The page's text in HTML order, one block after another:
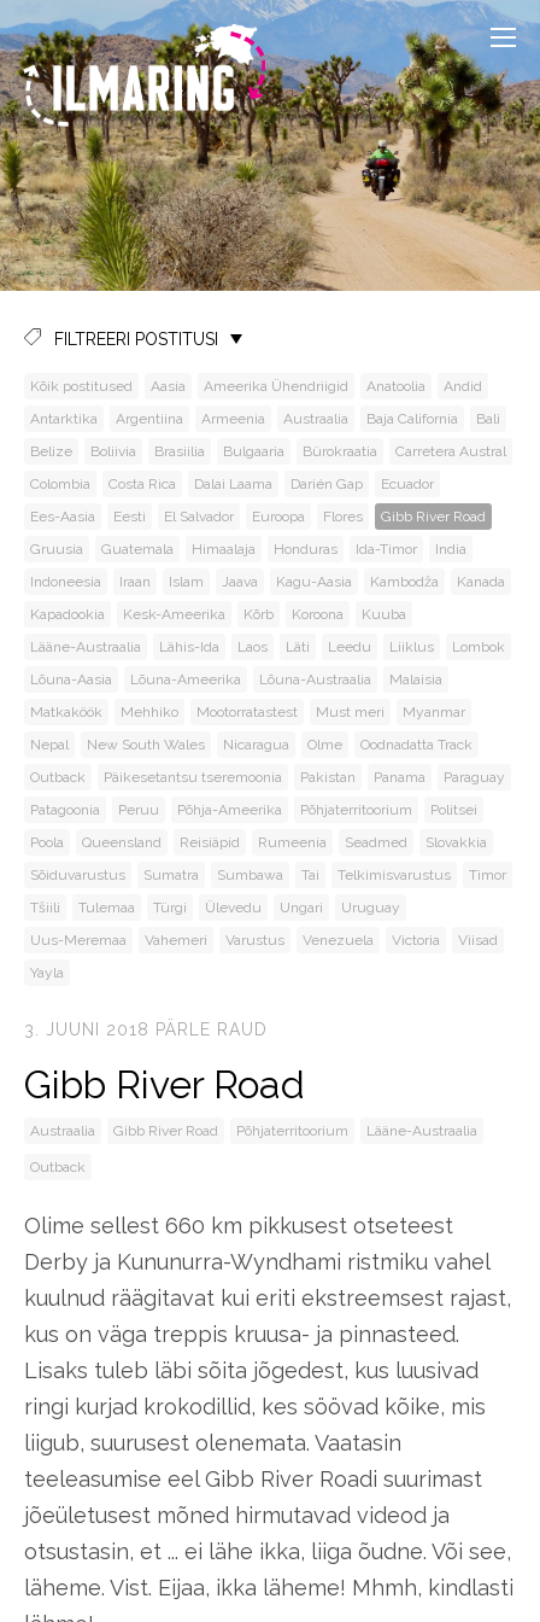
FILTREERI POSTITUSI
Kõik postitused Aasia Ameerika Ühendriigid Anatoolia
Andid
Antarktika
Argentiina Armeenia Austraalia Baja California
Bali
Belize
Boliivia Brasiilia Bulgaaria Bürokraatia
Carretera Austral
Colombia
Costa Rica Dalai Laama Darién Gap
Ecuador
Ees-Aasia
Eesti El Salvador Euroopa Flores
Gibb River Road
Gruusia
Guatemala Himaalaja Honduras Ida-Timor
India
Indoneesia
Iraan Islam Jaava Kagu-Aasia Kambodža
Kanada
Kapadookia
Kesk-Ameerika Kõrb Koroona
Kuuba
Lääne-Austraalia
Lähis-Ida Laos Läti Leedu Liiklus
Lombok
Lõuna-Aasia
Lõuna-Ameerika Lõuna-Austraalia
Malaisia
Matkaköök
Mehhiko Mootorratastest Must meri
Myanmar
Nepal
New South Wales Nicaragua Olme
Oodnadatta Track
Outback
Päikesetantsu tseremoonia Pakistan Panama
Paraguay
Patagoonia
Peruu Põhja-Ameerika Põhjaterritoorium
Politsei
Poola
Queensland Reisiäpid Rumeenia Seadmed
Slovakkia
Sõiduvarustus
Sumatra Sumbawa Tai Telkimisvarustus
Timor
Tšiili
Tulemaa Türgi Ülevedu Ungari
Uruguay
Uus-Meremaa
Vahemeri Varustus Venezuela Victoria
Viisad
Yayla
3. JUUNI 2018 PÄRLE RAUD
Gibb River Road
Austraalia Gibb River Road Põhjaterritoorium Lääne-Austraalia
Outback
Olime sellest 660 km pikkusest otseteest
Derby ja Kununurra-Wyndhami ristmiku vahel
kuulnud räägitavat kui eriti ekstreemsest rajast,
kus on väga treppis kruusa- ja pinnasteed.
Lisaks tuleb läbi sõita jõgedest, kus luusivad
ringi kurjad krokodillid, kes söövad kõike, mis
liigub, suurusest olenemata. Vaatasin
teeleasumise eel Gibb River Roadi suurimast
jõeületusest mõned hirmutavad videod ja
otsustasin, et ... ei lähe ikka, liiga õudne. Või see,
läheme. Vist. Eijaa, ikka läheme! Mhmh, kindlasti